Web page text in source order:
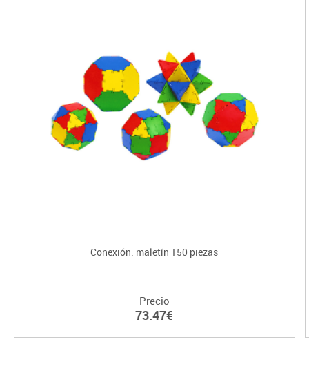
Conexión. maletín 150 piezas
Precio
73.47€